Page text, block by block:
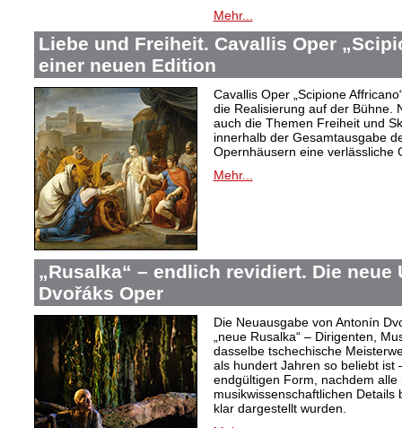
Mehr...
Liebe und Freiheit. Cavallis Oper
einer neuen Edition
Cavallis Oper „Scipione
die Realisierung auf der Bühne.
auch die Themen Freiheit und
innerhalb der Gesamtausgabe
Opernhäusern eine verlässliche
Mehr...
„Rusalka“ – endlich revidiert. Die neue
Dvořáks Oper
Die Neuausgabe von Antonín
„neue Rusalka“ – Dirigenten,
dasselbe tschechische
als hundert Jahren so beliebt ist
endgültigen Form, nachdem alle
musikwissenschaftlichen
klar dargestellt wurden.